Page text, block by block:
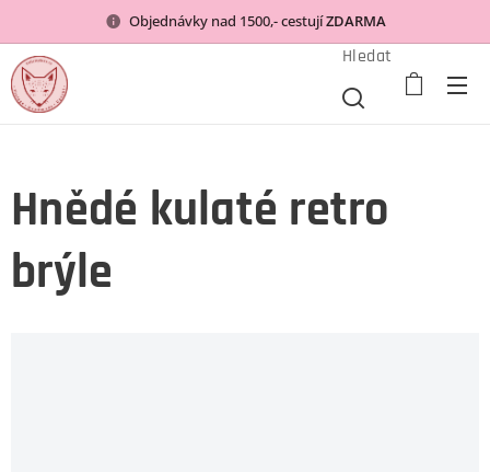
Objednávky nad 1500,- cestujíZDARMA
Hledat
Hnědé kulaté retro
brýle